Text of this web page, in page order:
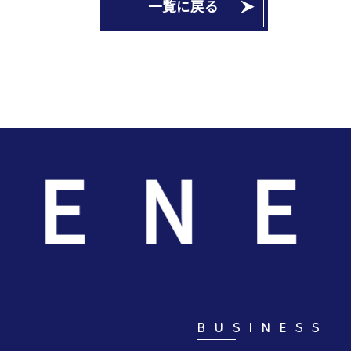
一覧に戻る
BUSINESS